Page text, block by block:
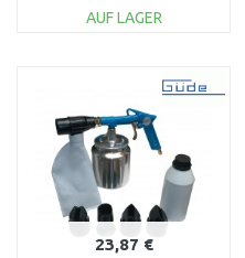
AUF LAGER
Vergleichen
23,87 €